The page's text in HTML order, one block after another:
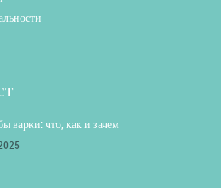
варки: что, как и зачем